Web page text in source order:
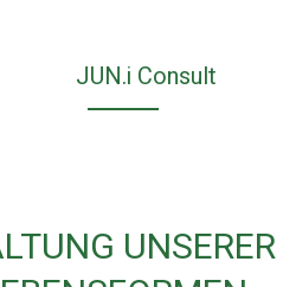
JUN.i Consult
UNSERER